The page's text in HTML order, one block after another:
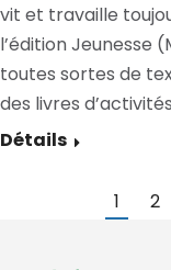
vit et travaille
l’édition Jeunesse
toutes sortes de
des livres
Détails
1 2